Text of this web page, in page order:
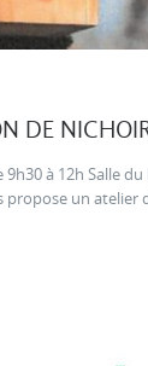
DE
9h30 à 12h Salle
propose un atelier